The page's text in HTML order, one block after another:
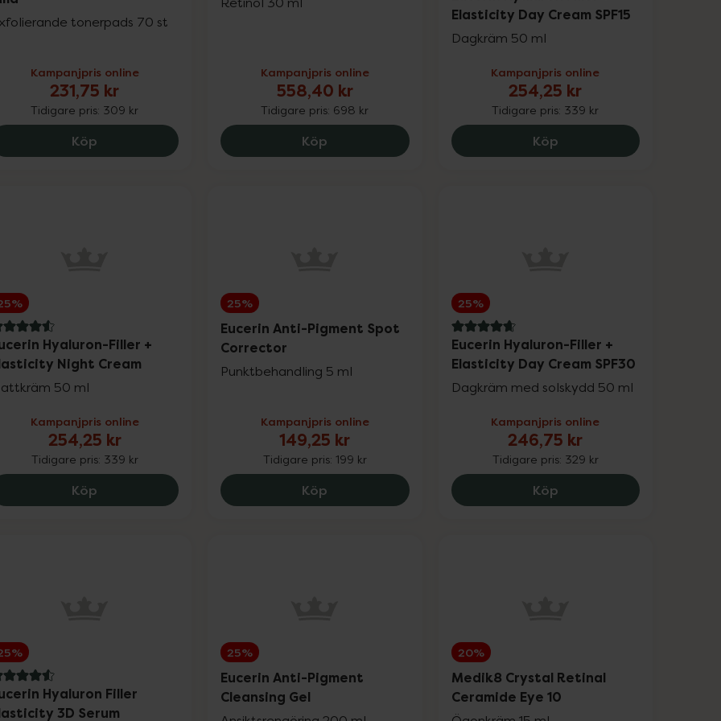
tonerpads 70 st
Kampanjpris online
231,75 kr
Tidigare pris: 309 kr
Köp Medicube Zero Pore Pad Mild, 231.75 kr.
Kampanjpris online
558,40 kr
Tidigare pris: 698 kr
Köp Medik8 Crystal Retinal 6, 558.4 kr.
Elasticity Day Cream SPF15
Dagkräm 50 ml
Kampanjpris online
254,25 kr
Tidigare pris: 339 kr
KöpEucerin Hyaluron Filler +
av 5 i omdöme
Hyaluron-Filler +
Night Cream
50 ml
Kampanjpris online
254,25 kr
Tidigare pris: 339 kr
Köp Eucerin Hyaluron-Filler + Elasticity Night Cream, 254.25 kr.
25%
Eucerin Anti-Pigment Spot
Corrector
Punktbehandling 5 ml
Kampanjpris online
149,25 kr
Tidigare pris: 199 kr
Köp Eucerin Anti-Pigment Spot Corrector, 149.25 kr.
25%
4.7 av 5 i omdöme
Eucerin Hyaluron-Filler +
Elasticity Day Cream SPF30
Dagkräm med solskydd 50 ml
Kampanjpris online
246,75 kr
Tidigare pris: 329 kr
KöpEucerin Hyaluron-Filler
av 5 i omdöme
Hyaluron Filler
3D Serum
25%
Eucerin Anti-Pigment
Cleansing Gel
20%
Medik8 Crystal Retinal
Ceramide Eye 10